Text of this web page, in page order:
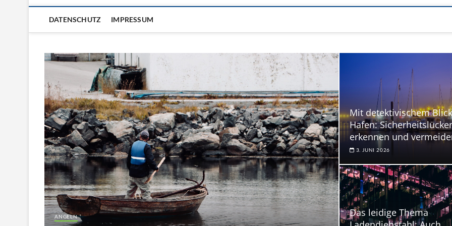
DATENSCHUTZ IMPRESSUM
ANGELN
Mit detektivischem
Hafen:
erkennen und
3. JUNI 2026
Das leidige Thema